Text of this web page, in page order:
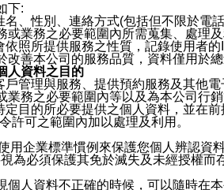
下:
名、性別、連絡方式(包括但不限於電
業務之必要範圍內所需蒐集、處理及
依照所提供服務之性質，記錄使用者
改善本公司的服務品質，資料僅用於
人資料之目的
戶管理與服務、提供預約服務及其他
業務之必要範圍內等以及為本公司行
目的所必要提供之個人資料，並在
許可之範圍內加以處理及利用。
用企業標準慣例來保護您個人辨認資
為必須保護其免於滅失及未經授權
個人資料不正確的時候，可以隨時在